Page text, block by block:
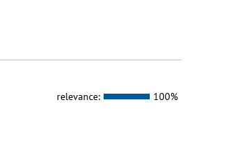
relevance: 100%